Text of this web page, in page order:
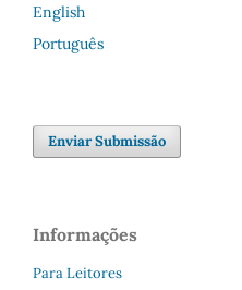
English
Português
Enviar Submissão
Informações
Para Leitores